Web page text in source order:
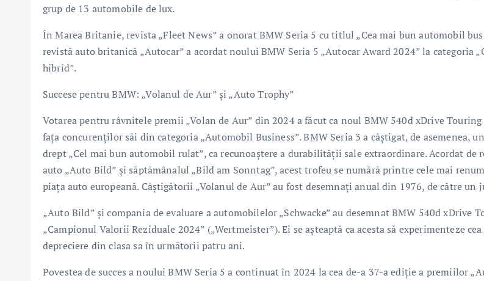
grup de 13 automobile de lux.
În Marea Britanie, revista „Fleet News” a onorat BMW Seria 5 cu titlul „Cea mai bun automobil
revistă auto britanică „Autocar” a acordat noului BMW Seria 5 „Autocar Award 2024” la categoria
hibrid”.
Succese pentru BMW: „Volanul de Aur” şi „Auto Trophy”
Votarea pentru râvnitele premii „Volan de Aur” din 2024 a făcut ca noul BMW 540d xDrive
faţa concurenţilor săi din categoria „Automobil Business”. BMW Seria 3 a câştigat, de asemenea,
drept „Cel mai bun automobil rulat”, ca recunoaştere a durabilităţii sale extraordinare. Acordat de
auto „Auto Bild” şi săptămânalul „Bild am Sonntag”, acest trofeu se numără printre cele mai
piaţa auto europeană. Câştigătorii „Volanul de Aur” au fost desemnaţi anual din 1976, de către un
„Auto Bild” şi compania de evaluare a automobilelor „Schwacke” au desemnat BMW 540d xDrive
„Campionul Valorii Reziduale 2024” („Wertmeister”). Ei se aşteaptă ca acesta să experimenteze
depreciere din clasa sa în următorii patru ani.
Povestea de succes a noului BMW Seria 5 a continuat în 2024 la cea de-a 37-a ediţie a premiilor